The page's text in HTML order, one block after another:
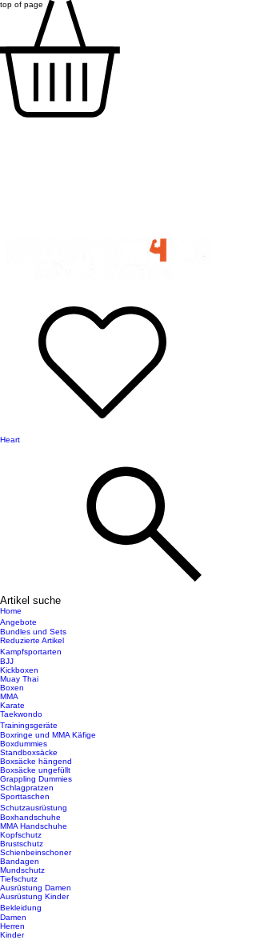
top of page
Heart
Artikel suche
Home
Angebote
Bundles und Sets
Reduzierte Artikel
Kampfsportarten
BJJ
Kickboxen
Muay Thai
Boxen
MMA
Karate
Taekwondo
Trainingsgeräte
Boxringe und MMA Käfige
Boxdummies
Standboxsäcke
Boxsäcke hängend
Boxsäcke ungefüllt
Grappling Dummies
Schlagpratzen
Sporttaschen
Schutzausrüstung
Boxhandschuhe
MMA Handschuhe
Kopfschutz
Brustschutz
Schienbeinschoner
Bandagen
Mundschutz
Tiefschutz
Ausrüstung Damen
Ausrüstung Kinder
Bekleidung
Damen
Herren
Kinder